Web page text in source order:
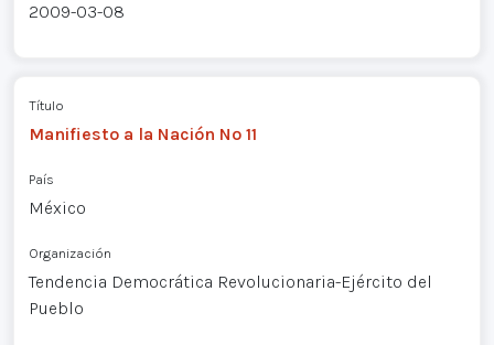
2009-03-08
Título
Manifiesto a la Nación Nº 11
País
México
Organización
Tendencia Democrática Revolucionaria-Ejército del
Pueblo